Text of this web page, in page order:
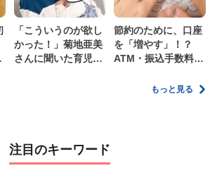
「こういうのが欲し
かった！」菊地亜美
さんに聞いた育児
節約のために、口座
を「増やす」！？
ATM・振込手数料の
家計管理術もっと見る
注目のキーワード